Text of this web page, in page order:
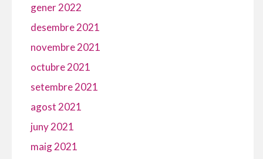
gener 2022
desembre 2021
novembre 2021
octubre 2021
setembre 2021
agost 2021
juny 2021
maig 2021